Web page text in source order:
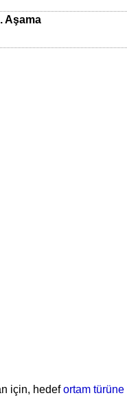
Aşama
için, hedefortam türüne